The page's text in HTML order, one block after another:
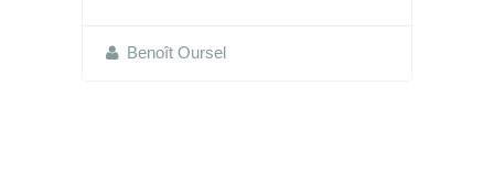
Benoît Oursel